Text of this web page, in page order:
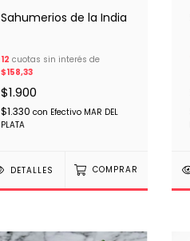
Sahumerios de la India
12 cuotas sin interés de
$158,33
$1.900
$1.330 con Efectivo MAR DEL
PLATA
DETALLES COMPRAR